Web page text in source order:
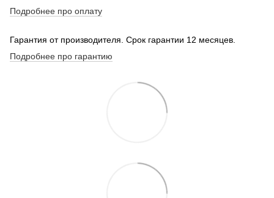
Подробнее про оплату
Гарантия от производителя. Срок гарантии 12 месяцев.
Подробнее про гарантию